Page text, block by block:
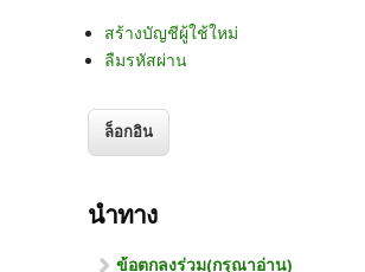
สร้างบัญชีผู้ใช้ใหม่
ลืมรหัสผ่าน
นำทาง
ข้อตกลงร่วม(กรุณาอ่าน)